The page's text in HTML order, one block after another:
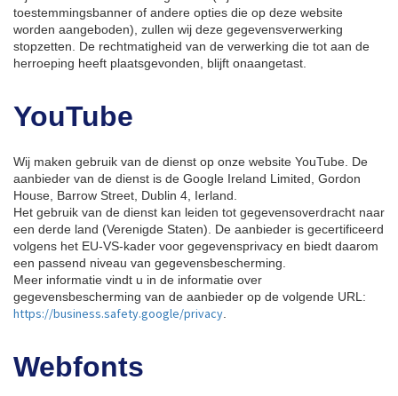
toestemmingsbanner of andere opties die op deze website
worden aangeboden), zullen wij deze gegevensverwerking
stopzetten. De rechtmatigheid van de verwerking die tot aan de
herroeping heeft plaatsgevonden, blijft onaangetast.
YouTube
Wij maken gebruik van de dienst op onze website YouTube. De
aanbieder van de dienst is de Google Ireland Limited, Gordon
House, Barrow Street, Dublin 4, Ierland.
Het gebruik van de dienst kan leiden tot gegevensoverdracht naar
een derde land (Verenigde Staten). De aanbieder is gecertificeerd
volgens het EU-VS-kader voor gegevensprivacy en biedt daarom
een passend niveau van gegevensbescherming.
Meer informatie vindt u in de informatie over
gegevensbescherming van de aanbieder op de volgende URL:
https://business.safety.google/privacy.
Webfonts